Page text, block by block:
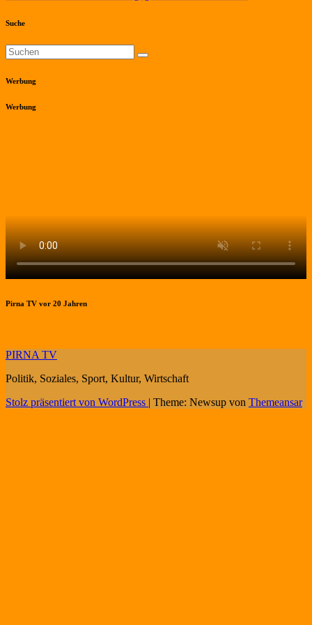
Suche
Werbung
Werbung
Pirna TV vor 20 Jahren
PIRNA TV
Politik, Soziales, Sport, Kultur, Wirtschaft
Stolz präsentiert von WordPress | Theme: Newsup von Themeansar